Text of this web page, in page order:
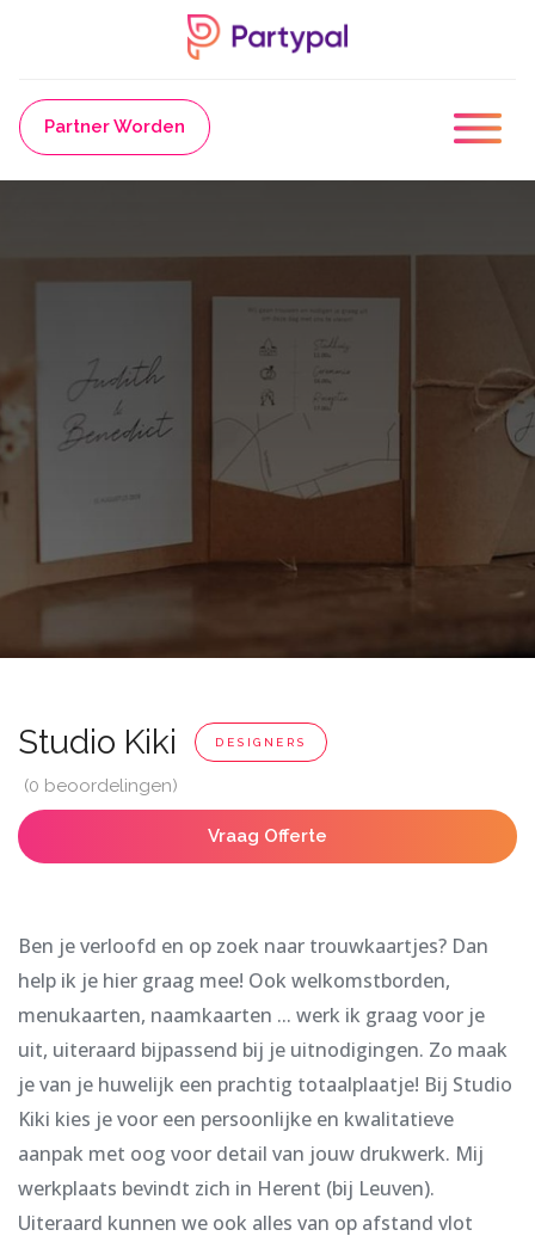
Partner Worden
Studio Kiki DESIGNERS
(0 beoordelingen)
Vraag Offerte
Ben je verloofd en op zoek naar trouwkaartjes? Dan
help ik je hier graag mee! Ook welkomstborden,
menukaarten, naamkaarten ... werk ik graag voor je
uit, uiteraard bijpassend bij je uitnodigingen. Zo maak
je van je huwelijk een prachtig totaalplaatje! Bij Studio
Kiki kies je voor een persoonlijke en kwalitatieve
aanpak met oog voor detail van jouw drukwerk. Mij
werkplaats bevindt zich in Herent (bij Leuven).
Uiteraard kunnen we ook alles van op afstand vlot